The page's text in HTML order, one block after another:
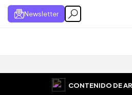
Newsletter
CONTENIDO DE